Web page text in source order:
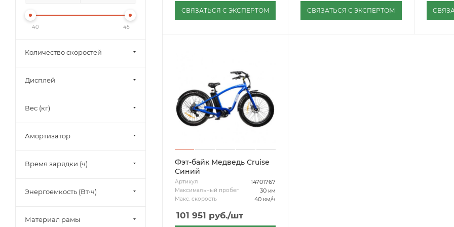
СВЯЗАТЬСЯ С ЭКСПЕРТОМ СВЯЗАТЬСЯ С ЭКСПЕРТОМ
Фэт-байк Медведь Cruise
Синий
Артикул 14701767
Максимальный пробег 30 км
Макс. скорость 40 км/ч
101 951 руб./шт
40 45
Количество скоростей
Дисплей
Вес (кг)
Амортизатор
Время зарядки (ч)
Энергоемкость (Вт⋅ч)
Материал рамы